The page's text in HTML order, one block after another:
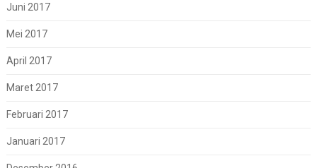
Juni 2017
Mei 2017
April 2017
Maret 2017
Februari 2017
Januari 2017